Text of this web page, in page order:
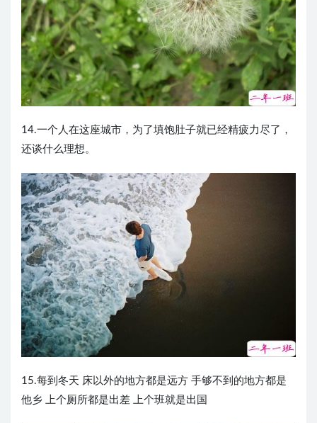
14.一个人在这座城市，为了填饱肚子就已经精疲力尽了，
还谈什么理想。
15.每到冬天 床以外的地方都是远方 手够不到的地方都是
他乡 上个厕所都是出差 上个班就是出国